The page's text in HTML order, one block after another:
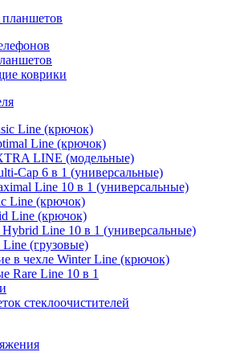
коврики
Line (крючок)
Line (крючок)
LINE (модельные)
Cap 6 в 1 (универсальные)
Line 10 в 1 (универсальные)
Line (крючок)
Line (крючок)
Line 10 в 1 (универсальные)
(грузовые)
в чехле Winter Line (крючок)
Rare Line 10 в 1
стеклоочистителей